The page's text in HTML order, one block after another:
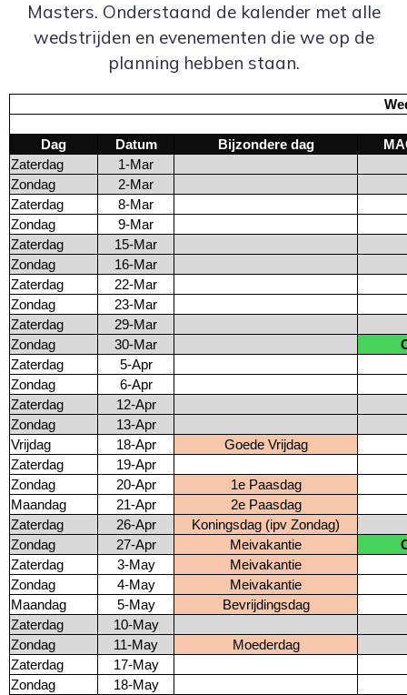
Masters. Onderstaand de kalender met alle
wedstrijden en evenementen die we op de
planning hebben staan.
Dag Datum Bijzondere dag
Zaterdag
1-Mar
Zondag
2-Mar
Zaterdag
8-Mar
Zondag
9-Mar
Zaterdag
15-Mar
Zondag
16-Mar
Zaterdag
22-Mar
Zondag
23-Mar
Zaterdag
29-Mar
Zondag
30-Mar
Zaterdag
5-Apr
Zondag
6-Apr
Zaterdag
12-Apr
Zondag
13-Apr
Vrijdag
18-Apr
Goede Vrijdag
Zaterdag
19-Apr
Zondag
20-Apr
1e Paasdag
Maandag
21-Apr
2e Paasdag
Zaterdag
26-Apr
Koningsdag (ipv Zondag)
Zondag
27-Apr Meivakantie
Zaterdag
3-May
Meivakantie
Zondag
4-May
Meivakantie
Maandag
5-May
Bevrijdingsdag
Zaterdag
10-May
Zondag
11-May
Moederdag
Zaterdag
17-May
Zondag
18-May